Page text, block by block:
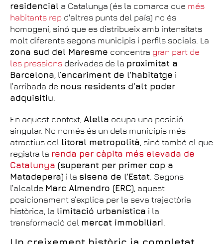
residencial a Catalunya (és la comarca que més
habitants rep d'altres punts del país) no és
homogeni, sinó que es distribueix amb intensitats
molt diferents segons municipis i perfils socials. La
zona sud del Maresme concentra gran part de
les pressions derivades de la proximitat a
Barcelona , l’encariment de l’habitatge i
l’arribada de nous residents d’alt poder
adquisitiu
En aquest context, Alella ocupa una posició
singular. No només és un dels municipis més
atractius del litoral metropolità , sinó també el que
registra la renda per càpita més elevada de
Catalunya (superant per primer cop a
Matadepera) i la sisena de l’Estat . Segons
l’alcalde Marc Almendro (ERC) , aquest
posicionament s’explica per la seva trajectòria
històrica, la limitació urbanística i la
transformació del mercat immobiliari
Un creixement històric ja completat